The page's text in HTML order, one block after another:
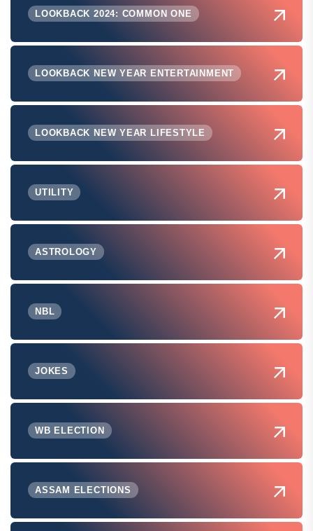
LOOKBACK 2024: COMMON ONE
LOOKBACK NEW YEAR ENTERTAINMENT
LOOKBACK NEW YEAR LIFESTYLE
UTILITY
ASTROLOGY
NBL
JOKES
WB ELECTION
ASSAM ELECTIONS